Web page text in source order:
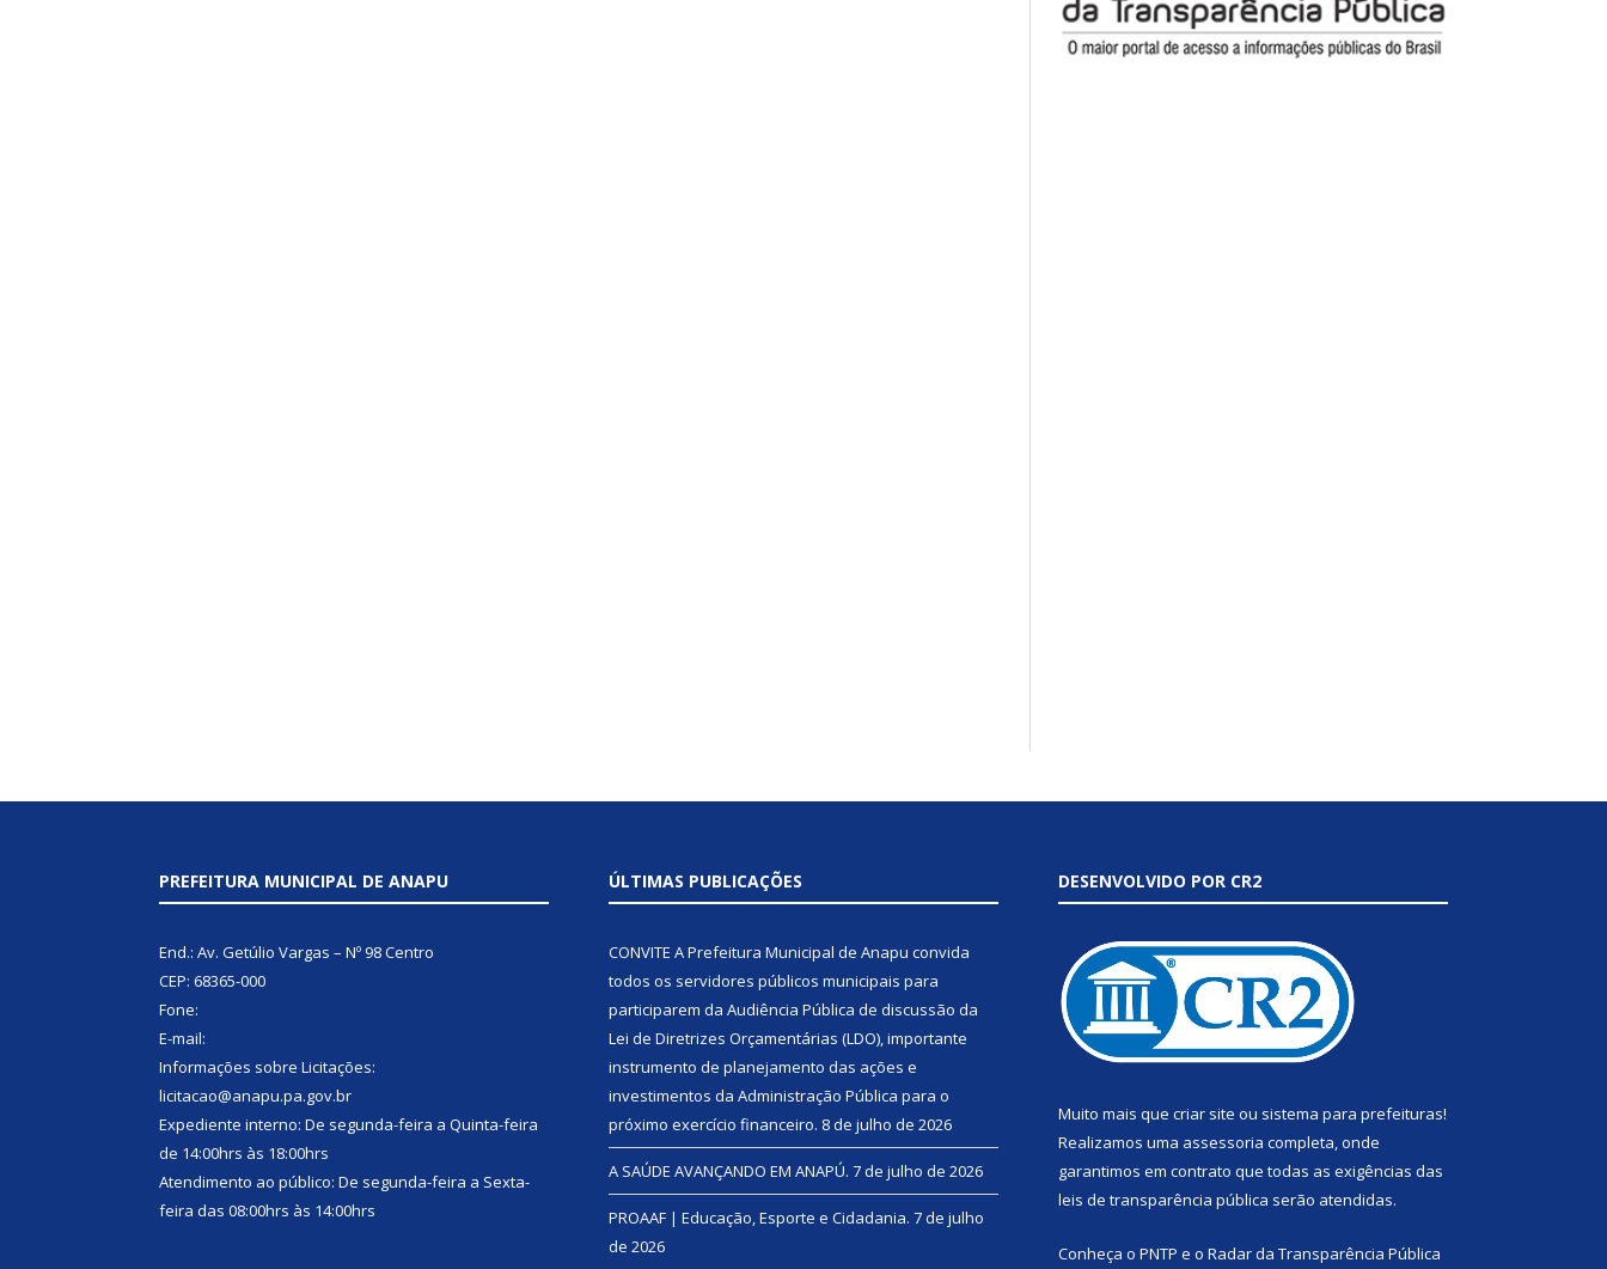
PREFEITURA MUNICIPAL DE ANAPU
End.: Av. Getúlio Vargas – Nº 98 Centro
CEP: 68365-000
Fone:
E-mail:
Informações sobre Licitações:
licitacao@anapu.pa.gov.br
Expediente interno: De segunda-feira a Quinta-feira
de 14:00hrs às 18:00hrs
Atendimento ao público: De segunda-feira a Sexta-
feira das 08:00hrs às 14:00hrs
ÚLTIMAS PUBLICAÇÕES
CONVITE A Prefeitura Municipal de Anapu convida
todos os servidores públicos municipais para
participarem da Audiência Pública de discussão da
Lei de Diretrizes Orçamentárias (LDO), importante
instrumento de planejamento das ações e
investimentos da Administração Pública para o
próximo exercício financeiro. 8 de julho de 2026
A SAÚDE AVANÇANDO EM ANAPÚ. 7 de julho de 2026
PROAAF | Educação, Esporte e Cidadania. 7 de julho
de 2026
DESENVOLVIDO POR CR2
Muito mais que criar site ou sistema para prefeituras!
Realizamos uma assessoria completa, onde
garantimos em contrato que todas as exigências das
leis de transparência pública serão atendidas.
Conheça o PNTP e o Radar da Transparência Pública